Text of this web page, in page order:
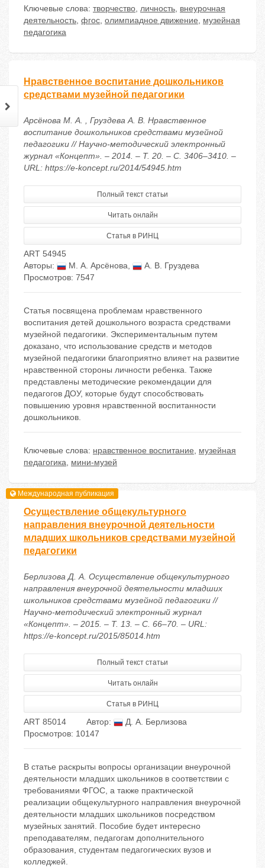
Ключевые слова: творчество, личность, внеурочная
деятельность, фгос, олимпиадное движение, музейная
педагогика
Нравственное воспитание дошкольников
средствами музейной педагогики
Арсёнова М. А. , Груздева А. В. Нравственное
воспитание дошкольников средствами музейной
педагогики // Научно-методический электронный
журнал «Концепт». – 2014. – Т. 20. – С. 3406–3410. –
URL: https://e-koncept.ru/2014/54945.htm
Полный текст статьи
Читать онлайн
Статья в РИНЦ
ART 54945
Авторы:
М. А. Арсёнова,
А. В. Груздева
Просмотров: 7547
Статья посвящена проблемам нравственного
воспитания детей дошкольного возраста средствами
музейной педагогики. Экспериментальным путем
доказано, что использование средств и методов
музейной педагогики благоприятно влияет на развитие
нравственной стороны личности ребенка. Также
представлены методические рекомендации для
педагогов ДОУ, которые будут способствовать
повышению уровня нравственной воспитанности
дошкольников.
Ключевые слова: нравственное воспитание, музейная
педагогика, мини-музей
Международная публикация
Осуществление общекультурного
направления внеурочной деятельности
младших школьников средствами музейной
педагогики
Берлизова Д. А. Осуществление общекультурного
направления внеурочной деятельности младших
школьников средствами музейной педагогики //
Научно-методический электронный журнал
«Концепт». – 2015. – Т. 13. – С. 66–70. – URL:
https://e-koncept.ru/2015/85014.htm
Полный текст статьи
Читать онлайн
Статья в РИНЦ
ART 85014 Автор:
Д. А. Берлизова
Просмотров: 10147
В статье раскрыты вопросы организации внеурочной
деятельности младших школьников в соответствии с
требованиями ФГОС, а также практической
реализации общекультурного направления внеурочной
деятельности младших школьников посредством
музейных занятий. Пособие будет интересно
преподавателям, педагогам дополнительного
образования, студентам педагогических вузов и
колледжей.